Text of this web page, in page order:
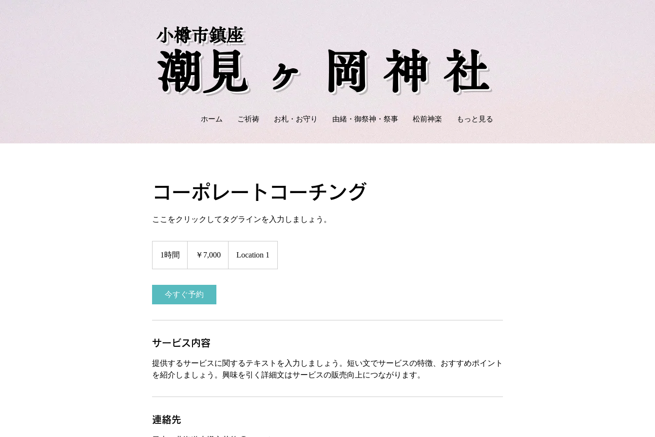
小樽市鎮座
​潮見ヶ岡神社
ホーム ご祈祷 お札・お守り 由緒・御祭神・祭事 松前神楽 もっと見る
コーポレートコーチング
ここをクリックしてタグラインを入力しましょう。
1時間 ￥7,000 Location 1
今すぐ予約
サービス内容
提供するサービスに関するテキストを入力しましょう。短い文でサービスの特徴、おすすめポイント
を紹介しましょう。興味を引く詳細文はサービスの販売向上につながります。
連絡先